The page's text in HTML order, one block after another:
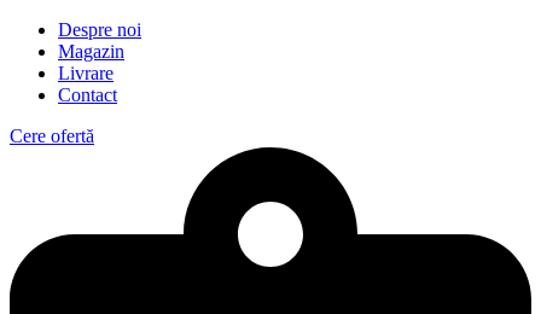
Despre noi
Magazin
Livrare
Contact
Cere ofertă